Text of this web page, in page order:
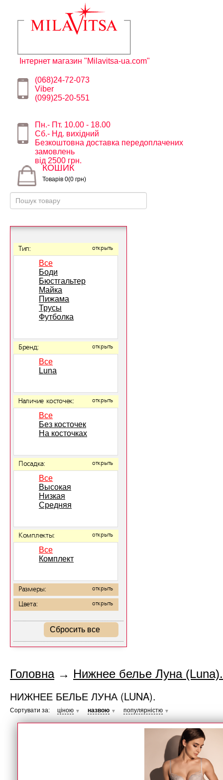
Інтернет магазин "Milavitsa-ua.com"
(068)24-72-073
Viber
(099)25-20-551
Пн.- Пт. 10.00 - 18.00
Сб.- Нд. вихідний
Безкоштовна доставка передоплачених
замовлень
від 2500 грн.
КОШИК
Товарів 0(0 грн)
Тип: открыть
Все
Боди
Бюстгальтер
Майка
Пижама
Трусы
Футболка
Бренд: открыть
Все
Luna
Наличие косточек: открыть
Все
Без косточек
На косточках
Посадка: открыть
Все
Высокая
Низкая
Средняя
Комплекты: открыть
Все
Комплект
Размеры: открыть
Цвета: открыть
Сбросить все
Головна→ Нижнее белье Луна (Luna).
НИЖНЕЕ БЕЛЬЕ ЛУНА (LUNA).
Сортувати за: ціною ▼ назвою ▼ популярністю ▼